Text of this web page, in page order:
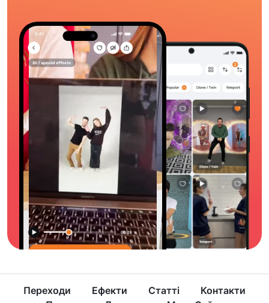
Переходи Ефекти Статті
Контакти